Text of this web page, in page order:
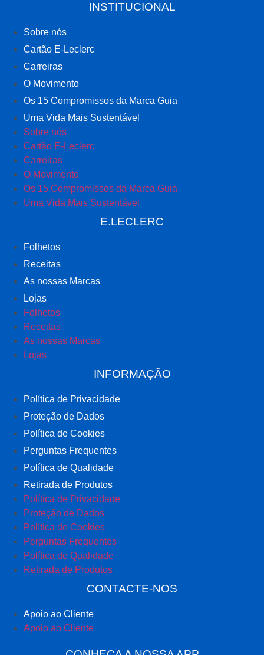
INSTITUCIONAL
Sobre nós
Cartão E-Leclerc
Carreiras
O Movimento
Os 15 Compromissos da Marca Guia
Uma Vida Mais Sustentável
Sobre nós
Cartão E-Leclerc
Carreiras
O Movimento
Os 15 Compromissos da Marca Guia
Uma Vida Mais Sustentável
E.LECLERC
Folhetos
Receitas
As nossas Marcas
Lojas
Folhetos
Receitas
As nossas Marcas
Lojas
INFORMAÇÃO
Política de Privacidade
Proteção de Dados
Política de Cookies
Perguntas Frequentes
Política de Qualidade
Retirada de Produtos
Política de Privacidade
Proteção de Dados
Política de Cookies
Perguntas Frequentes
Política de Qualidade
Retirada de Produtos
CONTACTE-NOS
Apoio ao Cliente
Apoio ao Cliente